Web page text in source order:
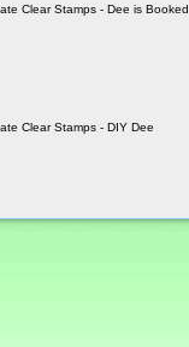
Clear Stamps - Dee is Booked
Clear Stamps - DIY Dee